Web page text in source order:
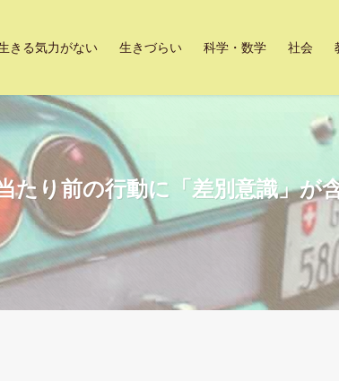
きる気力がない 生きづらい 科学・数学 社会
たり前の行動に「差別意識」が